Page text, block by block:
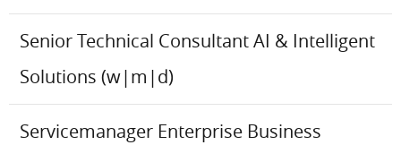
Senior Technical Consultant AI & Intelligent
Solutions (w|m|d)
Servicemanager Enterprise Business